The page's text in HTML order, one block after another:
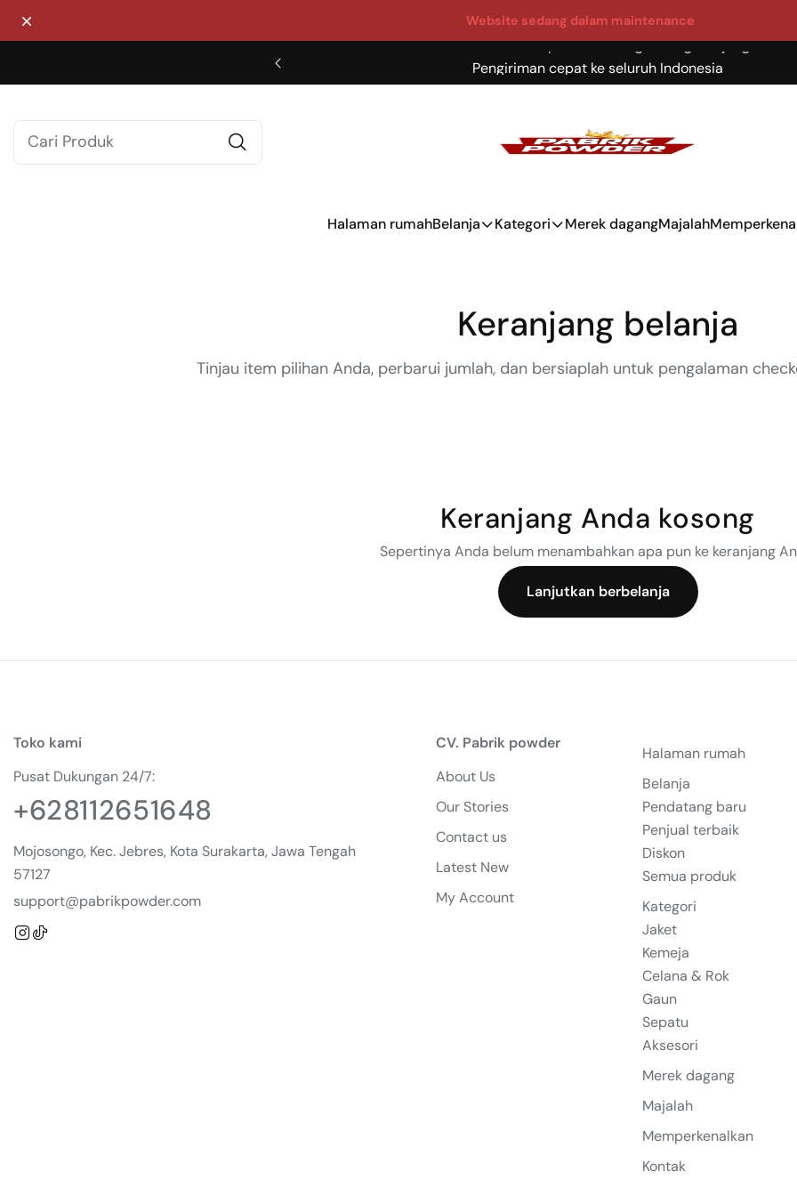
Website sedang dalam maintenance
Tutup
Produk berkualitas premium dengan harga terjangkau
Pengiriman cepat ke seluruh Indonesia
Garansi kepuasan pelanggan 100%
Halaman rumahBelanja Kategori Merek dagangMajalah
Keranjang belanja
Tinjau item pilihan Anda, perbarui jumlah, dan bersiaplah untuk pengalaman
Keranjang Anda kosong
Sepertinya Anda belum menambahkan apa pun ke keranjang
Lanjutkan berbelanja
Toko kami
Pusat Dukungan 24/7:
+628112651648
Mojosongo, Kec. Jebres, Kota Surakarta, Jawa Tengah
57127
support@pabrikpowder.com
CV. Pabrik powder
About Us
Our Stories
Contact us
Latest New
My Account
Halaman rumah
Belanja
Pendatang baru
Penjual terbaik
Diskon
Semua produk
Kategori
Jaket
Kemeja
Celana & Rok
Gaun
Sepatu
Aksesori
Merek dagang
Majalah
Memperkenalkan
Kontak